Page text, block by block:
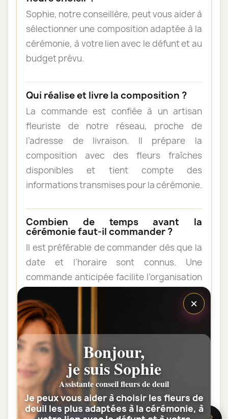
Sophie, notre conseillère, peut vous aider à
sélectionner une composition adaptée à la
cérémonie, à votre lien avec le défunt et au
budget prévu.
Qui réalise et livre la composition ?
La commande est confiée à un artisan
fleuriste de notre réseau, proche de
l’adresse de livraison. Il prépare la
composition avec des fleurs fraîches
disponibles et tient compte des
informations transmises pour la cérémonie.
Combien de temps avant la
cérémonie faut-il commander ?
Il est préférable de commander dès que la
date et l’horaire sont connus. Une
commande anticipée facilite l’organisation
et permet au fleuriste de vérifier les
contraintes du lieu de livraison.
Les fleurs peuvent-elles être livrées
au domicile de la famille ?
Oui. Une composition de condoléances
peut être livrée au domicile avant ou après
la cérémonie. Vérifiez simplement que
quelqu’un pourra réceptionner les fleurs.
×
Bonjour,
je suis Sophie
Assistante conseil fleurs de deuil
Je peux vous aider à choisir les fleurs de
deuil les plus adaptées à la cérémonie, à